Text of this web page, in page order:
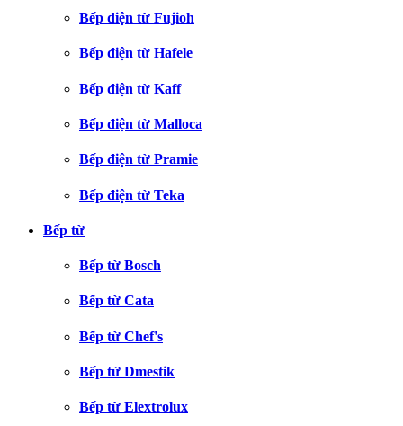
Bếp điện từ Fujioh
Bếp điện từ Hafele
Bếp điện từ Kaff
Bếp điện từ Malloca
Bếp điện từ Pramie
Bếp điện từ Teka
Bếp từ
Bếp từ Bosch
Bếp từ Cata
Bếp từ Chef's
Bếp từ Dmestik
Bếp từ Elextrolux